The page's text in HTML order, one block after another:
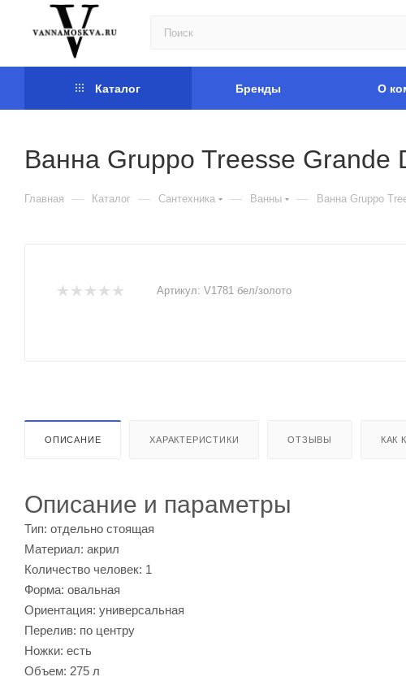
Каталог Бренды О
Ванна Gruppo Treesse Grande
Главная — Каталог — Сантехника — Ванны — Ванна Gruppo
Артикул: V1781 бел/золото
ОПИСАНИЕ ХАРАКТЕРИСТИКИ ОТЗЫВЫ КАК
Описание и параметры
Тип: отдельно стоящая
Материал: акрил
Количество человек: 1
Форма: овальная
Ориентация: универсальная
Перелив: по центру
Ножки: есть
Объем: 275 л